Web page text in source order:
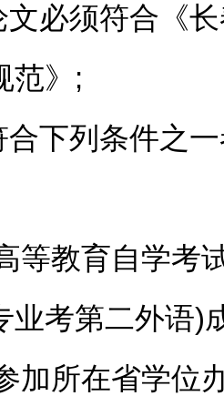
必须符合《
范》;
下列条件之
等教育自学考
业考第二外语)
加所在省学位